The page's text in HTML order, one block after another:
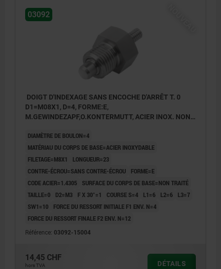
03092
DOIGT D'INDEXAGE SANS ENCOCHE D'ARRÊT T. 0
D1=M08X1, D=4, FORME:E,
M.GEWINDEZAPF,O.KONTERMUTT, ACIER INOX. NON
DIAMÈTRE DE BOULON=4
MATÉRIAU DU CORPS DE BASE=ACIER INOXYDABLE
FILETAGE=M8X1
LONGUEUR=23
CONTRE-ÉCROU=SANS CONTRE-ÉCROU
FORME=E
CODE ACIER=1.4305
SURFACE DU CORPS DE BASE=NON TRAITÉ
TAILLE=0
D2=M3 F X 30°=1 COURSE S=4 L1=6 L2=6
L3=7
SW1=10
FORCE DU RESSORT INITIALE F1 ENV. N=4
FORCE DU RESSORT FINALE F2 ENV. N=12
Référence: 03092-15004
14,45 CHF
hors TVA
DÉTAILS